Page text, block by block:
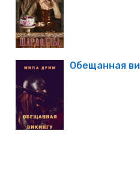
Обещанная